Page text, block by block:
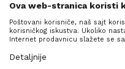
PRATITE NAS
Ova web-stranica koristi
Poštovani korisniče, naš sajt
korisničkog iskustva. Ukoliko
Internet prodavnicu slažete se
Detaljnije